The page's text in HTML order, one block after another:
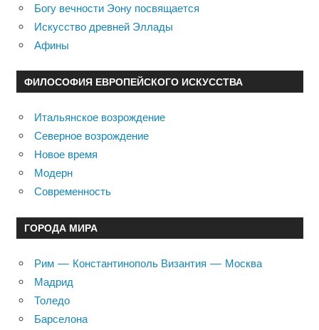
Богу вечности Эону посвящается
Искусство древней Эллады
Афины
ФИЛОСОФИЯ ЕВРОПЕЙСКОГО ИСКУССТВА
Итальянское возрождение
Северное возрождение
Новое время
Модерн
Современность
ГОРОДА МИРА
Рим — Константинополь Византия — Москва
Мадрид
Толедо
Барселона